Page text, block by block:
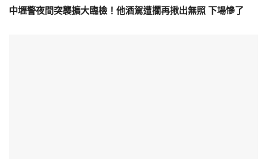
中壢警夜間突襲擴大臨檢！他酒駕遭攔再揪出無照 下場慘了